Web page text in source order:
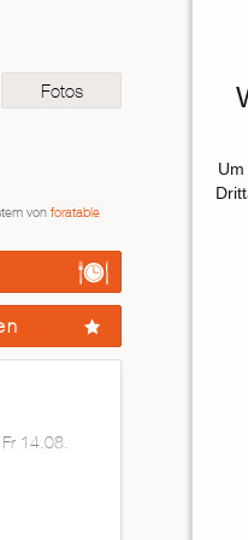
Fotos
von foratable
Fr 14.08.